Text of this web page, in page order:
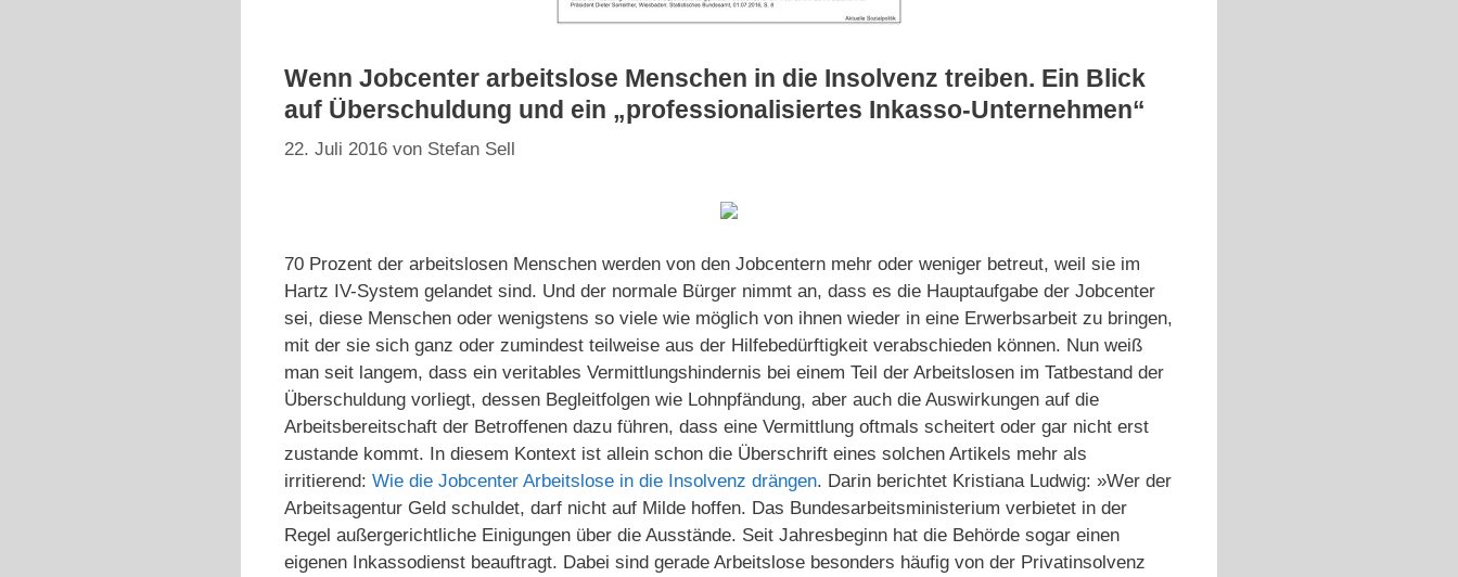
Wenn Jobcenter arbeitslose Menschen in die Insolvenz treiben. Ein Blick
auf Überschuldung und ein „professionalisiertes Inkasso-Unternehmen“
22. Juli 2016 von Stefan Sell
70 Prozent der arbeitslosen Menschen werden von den Jobcentern mehr oder weniger betreut, weil sie im
Hartz IV-System gelandet sind. Und der normale Bürger nimmt an, dass es die Hauptaufgabe der Jobcenter
sei, diese Menschen oder wenigstens so viele wie möglich von ihnen wieder in eine Erwerbsarbeit zu bringen,
mit der sie sich ganz oder zumindest teilweise aus der Hilfebedürftigkeit verabschieden können. Nun weiß
man seit langem, dass ein veritables Vermittlungshindernis bei einem Teil der Arbeitslosen im Tatbestand der
Überschuldung vorliegt, dessen Begleitfolgen wie Lohnpfändung, aber auch die Auswirkungen auf die
Arbeitsbereitschaft der Betroffenen dazu führen, dass eine Vermittlung oftmals scheitert oder gar nicht erst
zustande kommt. In diesem Kontext ist allein schon die Überschrift eines solchen Artikels mehr als
irritierend: Wie die Jobcenter Arbeitslose in die Insolvenz drängen. Darin berichtet Kristiana Ludwig: »Wer der
Arbeitsagentur Geld schuldet, darf nicht auf Milde hoffen. Das Bundesarbeitsministerium verbietet in der
Regel außergerichtliche Einigungen über die Ausstände. Seit Jahresbeginn hat die Behörde sogar einen
eigenen Inkassodienst beauftragt. Dabei sind gerade Arbeitslose besonders häufig von der Privatinsolvenz